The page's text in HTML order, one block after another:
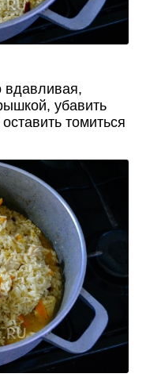
вдавливая,
убавить
томиться